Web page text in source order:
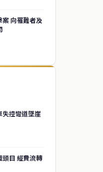
向罹難者及
失控彎道墜崖
目 經費流轉